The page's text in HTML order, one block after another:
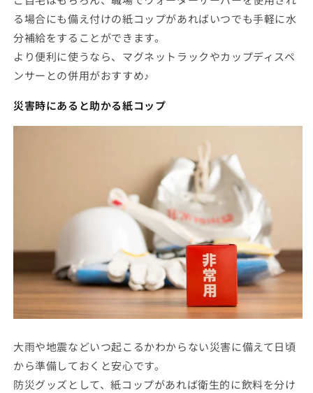
る場合にも備え付けの紙コップがあればいつでも手軽に水
分補給をすることができます。
より便利に使うなら、マグネットラックやカップディスペ
ンサーとの併用がおすすめ♪
災害時にあると助かる紙コップ
大雨や地震などいつ起こるかわからない災害に備えて日頃
から準備しておくと安心です。
防災グッズとして、紙コップがあれば衛生的に飲料を分け